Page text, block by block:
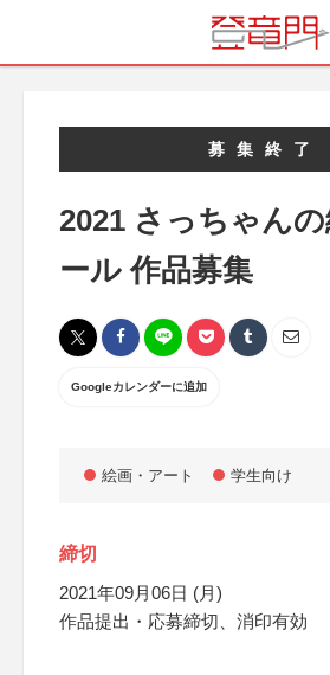
募集終了
2021 さっちゃん
ール 作品募集
Googleカレンダーに追加
絵画・アート 学生向け
締切
2021年09月06日 (月)
作品提出・応募締切、消印有効